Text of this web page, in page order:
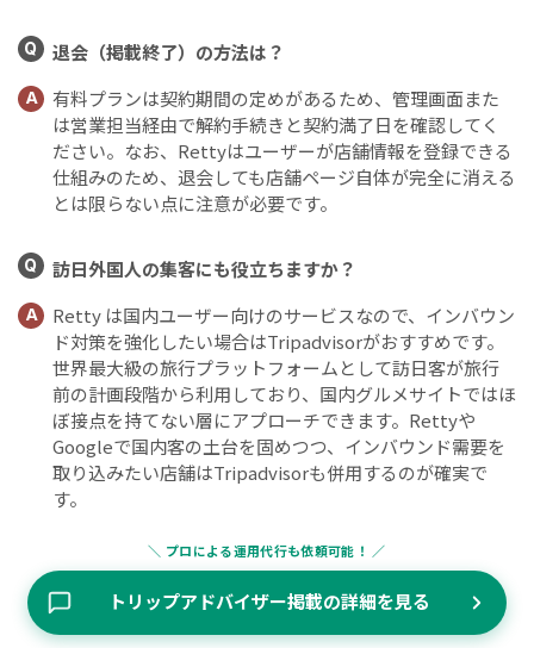
Q 退会（掲載終了）の方法は？
A
有料プランは契約期間の定めがあるため、管理画面また
は営業担当経由で解約手続きと契約満了日を確認してく
ださい。なお、Rettyはユーザーが店舗情報を登録できる
仕組みのため、退会しても店舗ページ自体が完全に消える
とは限らない点に注意が必要です。
Q 訪日外国人の集客にも役立ちますか？
A
Retty は国内ユーザー向けのサービスなので、インバウン
ド対策を強化したい場合はTripadvisorがおすすめです。
世界最大級の旅行プラットフォームとして訪日客が旅行
前の計画段階から利用しており、国内グルメサイトではほ
ぼ接点を持てない層にアプローチできます。Rettyや
Googleで国内客の土台を固めつつ、インバウンド需要を
取り込みたい店舗はTripadvisorも併用するのが確実で
す。
＼ プロによる運用代行も依頼可能！ ／
トリップアドバイザー掲載の詳細を見る